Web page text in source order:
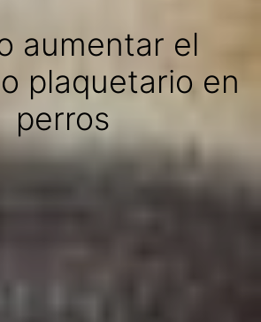
aumentar el
plaquetario en
perros